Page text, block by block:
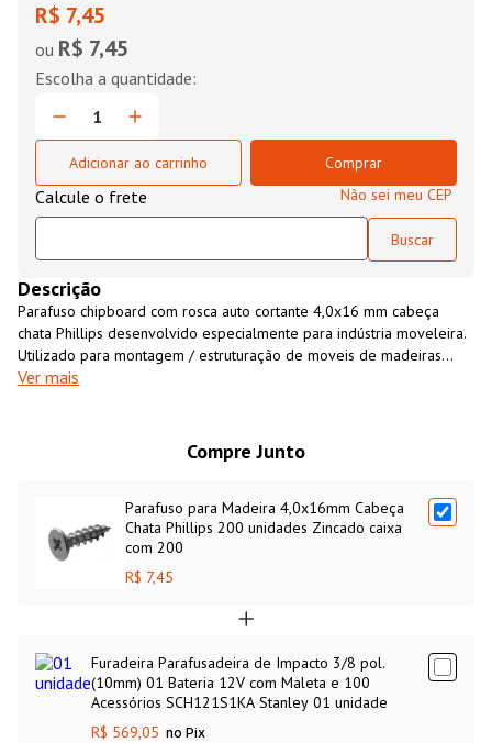
R$ 7,45
ou R$ 7,45
Adicionar ao carrinho
Comprar
Não sei meu CEP
Descrição
Parafuso chipboard com rosca auto cortante 4,0x16 mm cabeça
chata Phillips desenvolvido especialmente para indústria moveleira.
Utilizado para montagem / estruturação de moveis de madeiras
leves, aglomerados, compensados, MDF, MDP e outros derivados
Ver mais
Compre Junto
Parafuso para Madeira 4,0x16mm Cabeça
Chata Phillips 200 unidades Zincado caixa
com 200
R$ 7,45
Furadeira Parafusadeira de Impacto 3/8 pol.
(10mm) 01 Bateria 12V com Maleta e 100
Acessórios SCH121S1KA Stanley 01 unidade
R$ 569,05 no Pix